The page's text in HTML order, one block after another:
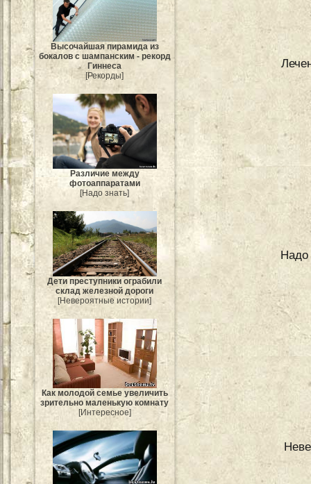
Высочайшая пирамида из
бокалов с шампанским - рекорд
Гиннеса
[Рекорды]
Различие между
фотоаппаратами
[Надо знать]
Дети преступники ограбили
склад железной дороги
[Невероятные истории]
Как молодой семье увеличить
зрительно маленькую комнату
[Интересное]
Надо